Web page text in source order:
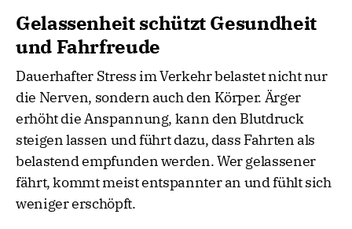
Gelassenheit schützt Gesundheit
und Fahrfreude
Dauerhafter Stress im Verkehr belastet nicht nur
die Nerven, sondern auch den Körper. Ärger
erhöht die Anspannung, kann den Blutdruck
steigen lassen und führt dazu, dass Fahrten als
belastend empfunden werden. Wer gelassener
fährt, kommt meist entspannter an und fühlt sich
weniger erschöpft.